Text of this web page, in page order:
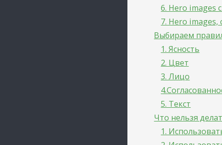
6. Hero images
7. Hero
Выбираем
1. Ясность
2. Цвет
3. Лицо
5. Текст
Что нельзя
1.